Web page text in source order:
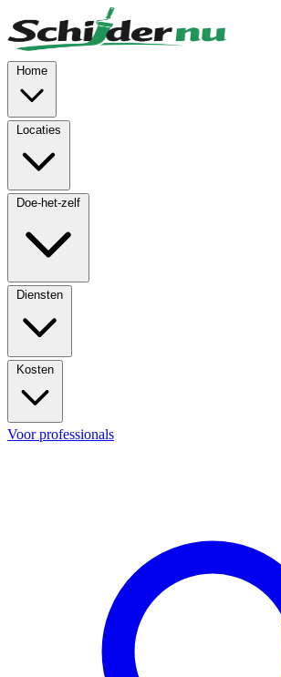
Skip to main content
Home
Locaties
Doe-het-zelf
Diensten
Kosten
Voor professionals